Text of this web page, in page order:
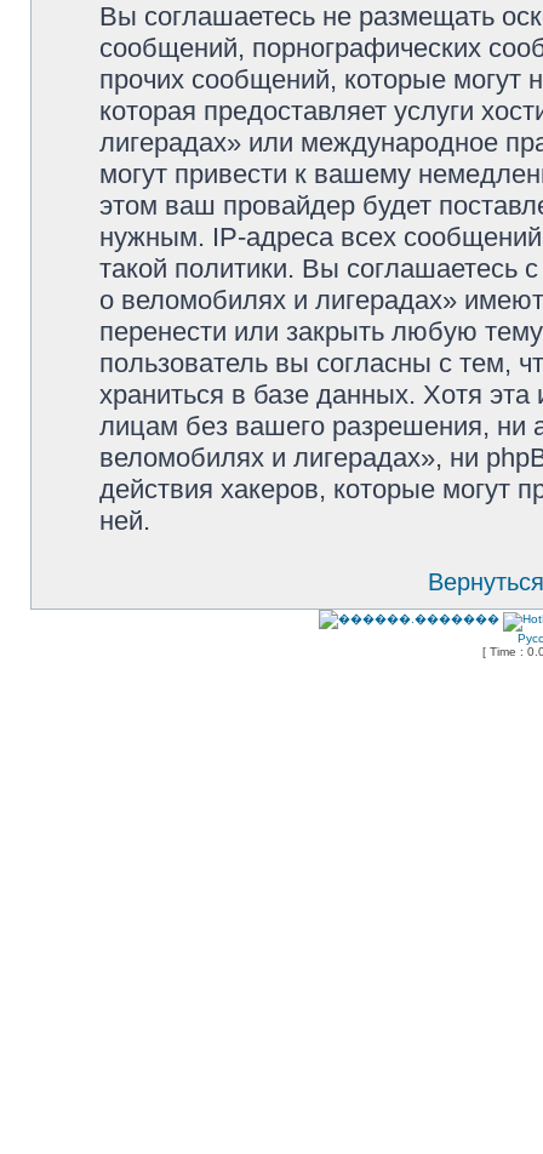
Вы соглашаетесь не размещать
сообщений, порнографических
прочих сообщений, которые могут
которая предоставляет услуги
лигерадах» или международное
могут привести к вашему
этом ваш провайдер будет
нужным. IP-адреса всех
такой политики. Вы
о веломобилях и лигерадах»
перенести или закрыть любую
пользователь вы согласны с тем,
храниться в базе данных. Хотя
лицам без вашего разрешения, ни
веломобилях и лигерадах», ни
действия хакеров, которые могут
ней.
[ Time :